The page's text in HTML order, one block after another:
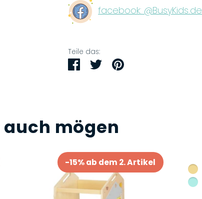
facebook: @BusyKids.de
Teile das:
TeilenTwitternPinnen
mögen
-15% ab dem 2. Artikel